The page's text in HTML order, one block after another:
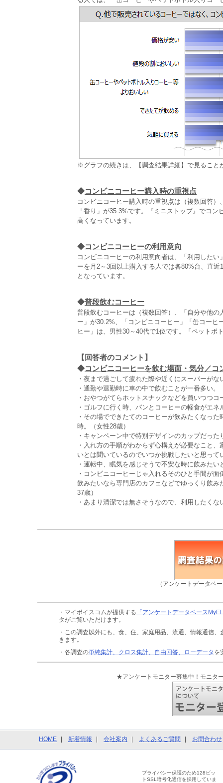
※グラフの続きは、【調査結果詳細】で見ること
◆コンビニコーヒー購入時の重視点
コンビニコーヒー購入時の重視点は（複数回答
「香り」が35.3%です。『ミニストップ』でコ
高くなっています。
◆コンビニコーヒーの利用意向
コンビニコーヒーの利用意向者は、「利用した
ーを月2～3回以上購入する人では各80%台、直
となっています。
◆普段飲むコーヒー
普段飲むコーヒーは（複数回答）、「自分や他
ー」が30.2%、「コンビニコーヒー」「缶コー
ヒー」は、男性30～40代で1位です。「ペットボ
【回答者のコメント】
◆コンビニコーヒーを飲む場面・気分／
・夜まで過ごして疲れた際や近くにスーパーが
・通勤や退勤時に車の中で飲むことが一番多い。
・おやつがてらホットスナックなどを買いつつ
・ゴルフに行く時、パンとコーヒーの軽食がエ
・その場でできたてのコーヒーが飲みたくなっ
時。（女性28歳）
・キャンペーン中で特別デザインのカップだっ
・入れ方の手順がわからず心構えが必要なこと
いとは聞いているのでいつか挑戦したいと思って
・運転中、眠気を感じそうで不安な時に飲みたい
・コンビニコーヒーじゃ入れるそのひと手間が
飲みたいなら専門店のカフェなどでゆっくり飲
37歳）
・あまり清潔では無さそうなので、利用したくな
（アンケートデータベ
・マイボイスコムが提供する 「アンケートデータベース
タがご覧いただけます。
・この調査以外にも、食、住、家庭用品、流通、情報通信、
きます。
・各調査の単純集計、クロス集計、自由回答、ローデータ を
★アンケートモニター募集中！モニタ
HOME 新着情報 会社案内 よくあるご質問 お問合わせ
プライバシー保護のため128ビッ
トSSL暗号化通信を採用していま